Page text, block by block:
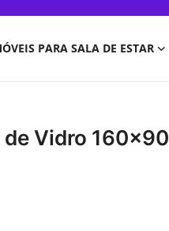
PARA SALA DE ESTAR
de Vidro 160x90